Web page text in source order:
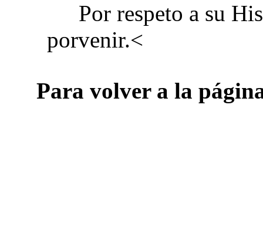
Por respeto a su
porvenir.<
Para volver a la